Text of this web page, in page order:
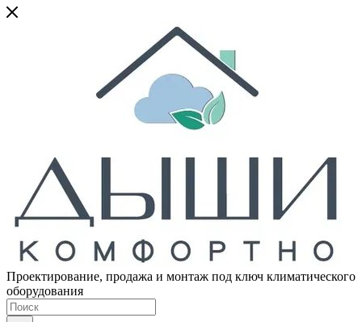
Проектирование, продажа и монтаж под ключ климатического
оборудования